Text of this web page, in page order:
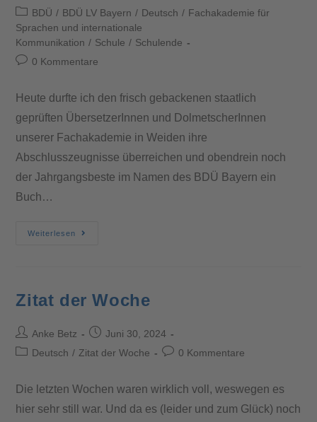
BDÜ / BDÜ LV Bayern / Deutsch / Fachakademie für
Sprachen und internationale
Kommunikation / Schule / Schulende
0 Kommentare
Heute durfte ich den frisch gebackenen staatlich
geprüften ÜbersetzerInnen und DolmetscherInnen
unserer Fachakademie in Weiden ihre
Abschlusszeugnisse überreichen und obendrein noch
der Jahrgangsbeste im Namen des BDÜ Bayern ein
Buch…
Weiterlesen
Zitat der Woche
Anke Betz
Juni 30, 2024
Deutsch / Zitat der Woche 0 Kommentare
Die letzten Wochen waren wirklich voll, weswegen es
hier sehr still war. Und da es (leider und zum Glück) noch